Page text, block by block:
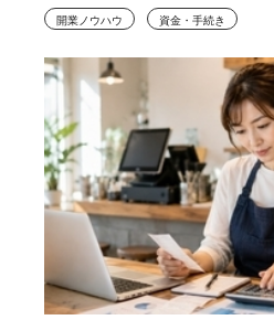
開業ノウハウ 資金・手続き